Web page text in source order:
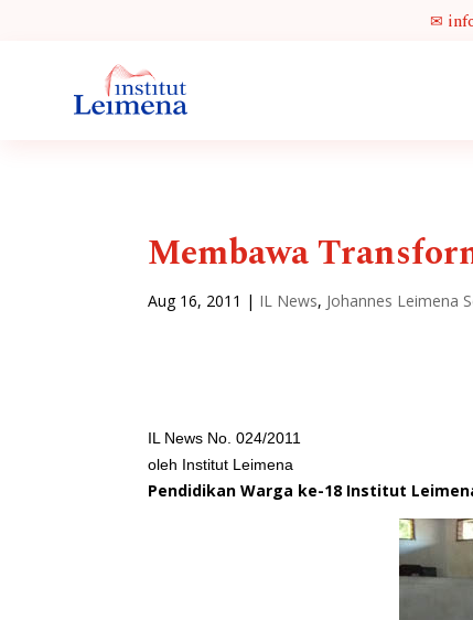
✉
Membawa
Aug 16, 2011 | IL News, Johannes Leimena
IL News No. 024/2011
oleh Institut Leimena
Pendidikan Warga ke-18 Institut